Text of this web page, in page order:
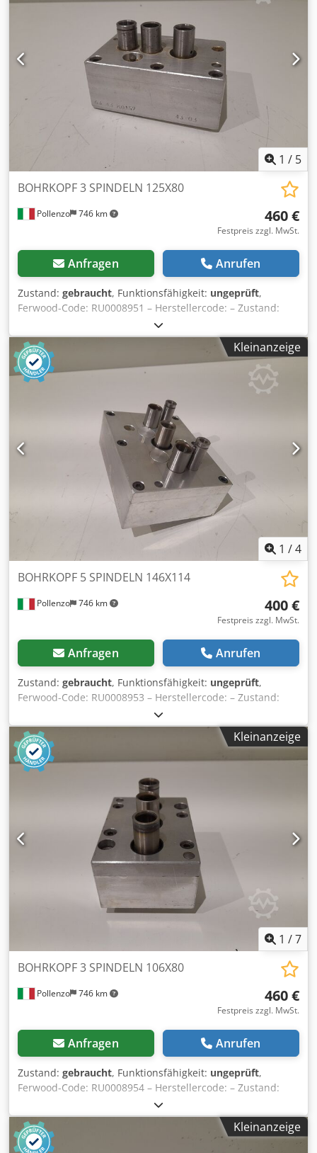
1 / 5
Pollenzo 746 km
BOHRKOPF 3 SPINDELN 125X80
460 €
Festpreis zzgl. MwSt.
Anfragen Anrufen
Zustand: gebraucht, Funktionsfähigkeit: ungeprüft,
Ferwood-Code: RU0008951 – Herstellercode: – Zustand:
Gebraucht – Funktionalität: Nicht geprüft – Kompatible
Maschine: BIESSE TECHNO FDT BOHRMASCHINE – TECHNO
F – TECHNO S – Bei Interesse bieten wir einen
Revisionsservice an, kontaktieren Sie uns. Chsdpsv Hp
Rmefx Ak Tsa
Kleinanzeige
1 /4
Pollenzo 746 km
BOHRKOPF 5 SPINDELN 146X114
400 €
Festpreis zzgl. MwSt.
Anfragen Anrufen
Zustand: gebraucht, Funktionsfähigkeit: ungeprüft,
Ferwood-Code: RU0008953 – Herstellercode: – Zustand:
Gebraucht – Funktionalität: Nicht geprüft – Kompatible
Maschine: BIESSE TECHNO FDT BOHRMASCHINE – TECHNO
F – TECHNO S – Bei Interesse bieten wir einen
Revisionsservice an, kontaktieren Sie uns. Csdsv Hp R
Topfx Ak Teha
Kleinanzeige
1 /7
Pollenzo 746 km
BOHRKOPF 3 SPINDELN 106X80
460 €
Festpreis zzgl. MwSt.
Anfragen Anrufen
Zustand: gebraucht, Funktionsfähigkeit: ungeprüft,
Ferwood-Code: RU0008954 – Herstellercode: – Zustand:
Gebraucht – Funktionalität: Nicht geprüft – Kompatible
Maschine: BIESSE TECHNO FDT BOHRMASCHINE – TECHNO
F – TECHNO S – Bei Interesse bieten wir einen
Revisionsservice an, kontaktieren Sie uns. Cedpfxov Hp Skj
Kleinanzeige